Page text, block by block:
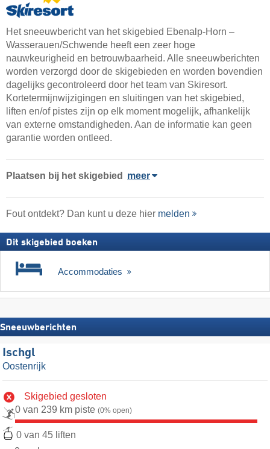
Het sneeuwbericht van het skigebied Ebenalp-Horn –
Wasserauen/​Schwende heeft een zeer hoge
nauwkeurigheid en betrouwbaarheid. Alle sneeuwberichten
worden verzorgd door de skigebieden en worden bovendien
dagelijks gecontroleerd door het team van Skiresort.
Kortetermijnwijzigingen en sluitingen van het skigebied,
liften en/of pistes zijn op elk moment mogelijk, afhankelijk
van externe omstandigheden. Aan de informatie kan geen
garantie worden ontleed.
Plaatsen bij het skigebied meer
Fout ontdekt? Dan kunt u deze hier melden
Dit skigebied boeken
Accommodaties
Sneeuwberichten
Ischgl
Oostenrijk
Skigebied gesloten
0 van 239 km piste (0% open)
0 van 45 liften